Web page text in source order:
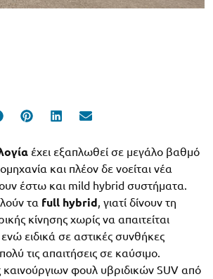
έχει εξαπλωθεί σε μεγάλο βαθμό
και πλέον δε νοείται νέα
έστω και mild hybrid συστήματα.
τα full hybrid, γιατί δίνουν τη
κίνησης χωρίς να απαιτείται
ειδικά σε αστικές συνθήκες
τις απαιτήσεις σε καύσιμο.
φουλ υβριδικών SUV από